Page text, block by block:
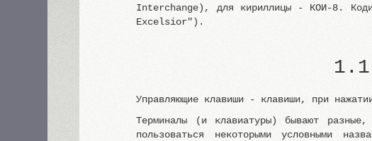
Interchange), для кириллицы - КОИ-8.
Excelsior").
Управляющие клавиши - клавиши, при
Терминалы (и клавиатуры) бывают
пользоваться некоторыми условными